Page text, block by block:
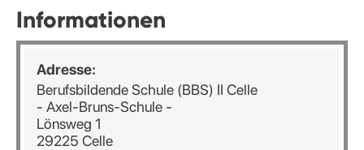
Informationen
Adresse:
Berufsbildende Schule (BBS) II Celle
- Axel-Bruns-Schule -
Lönsweg 1
29225 Celle